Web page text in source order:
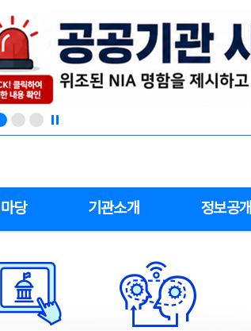
당 기관소개 정보공개